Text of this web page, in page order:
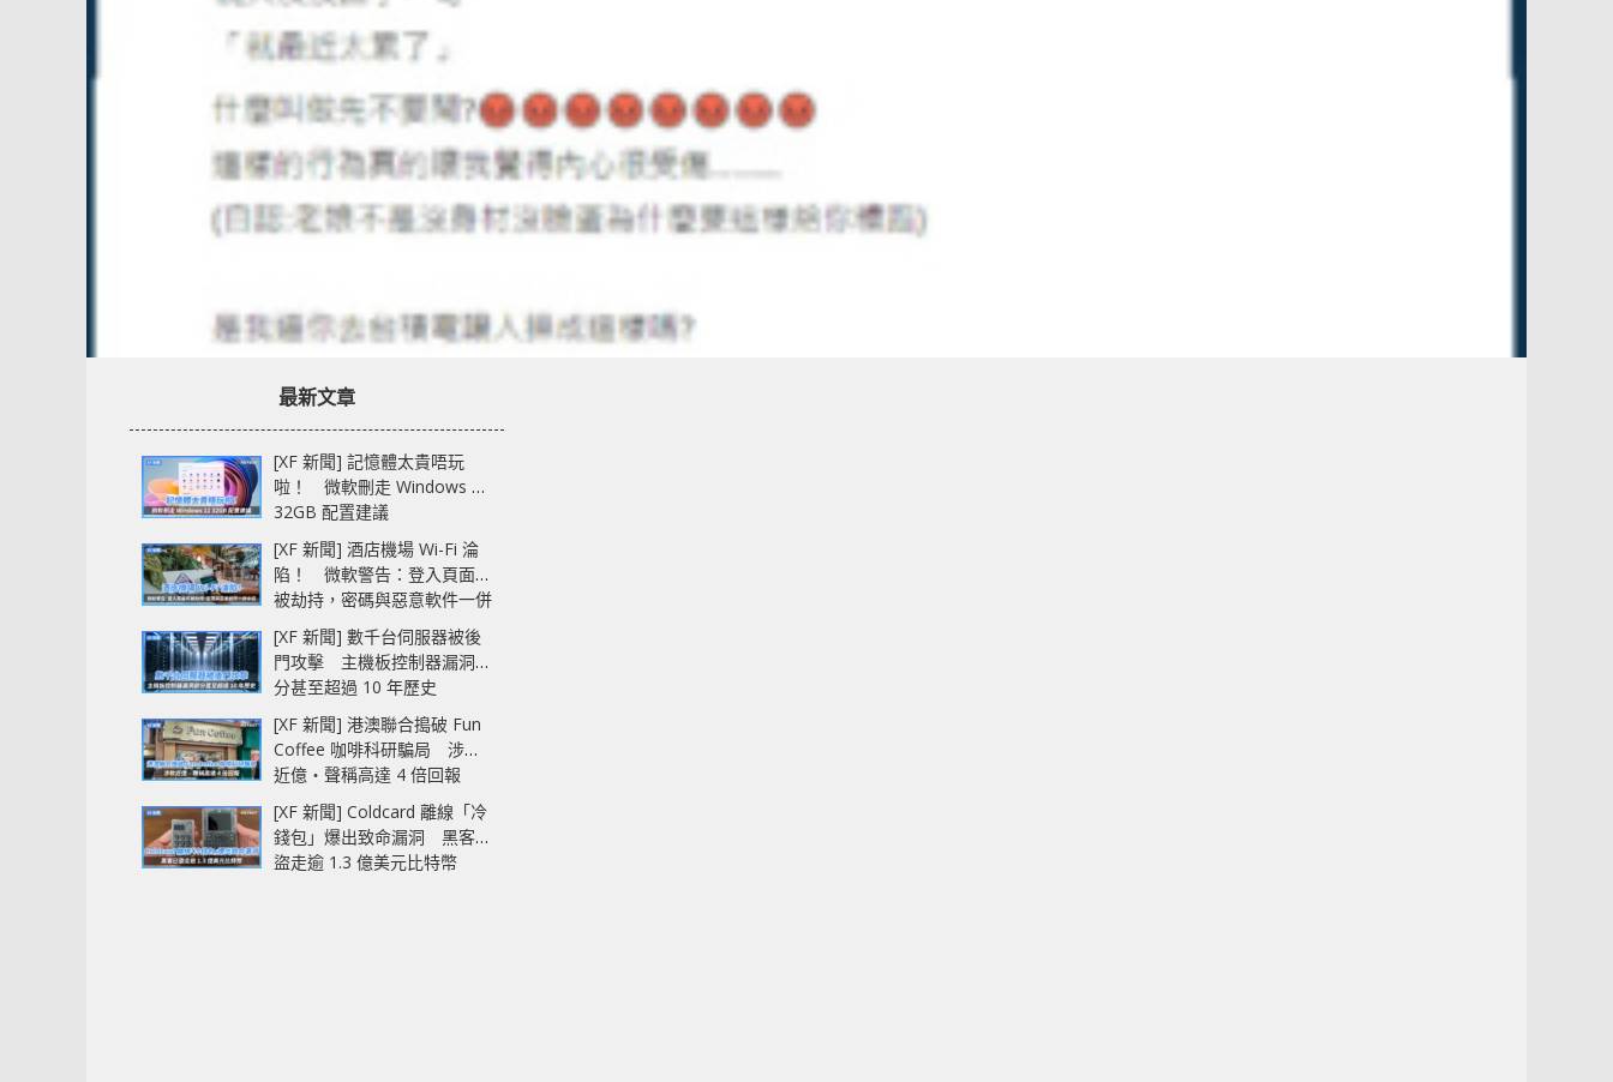
最新文章
[XF 新聞] 記憶體太貴唔玩
啦！ 微軟刪走 Windows 11
32GB 配置建議
[XF 新聞] 酒店機場 Wi-Fi 淪
陷！ 微軟警告：登入頁面可
被劫持，密碼與惡意軟件一併
中招
[XF 新聞] 數千台伺服器被後
門攻擊 主機板控制器漏洞部
分甚至超過 10 年歷史
[XF 新聞] 港澳聯合搗破 Fun
Coffee 咖啡科研騙局 涉款
近億‧聲稱高達 4 倍回報
[XF 新聞] Coldcard 離線「冷
錢包」爆出致命漏洞 黑客已
盜走逾 1.3 億美元比特幣